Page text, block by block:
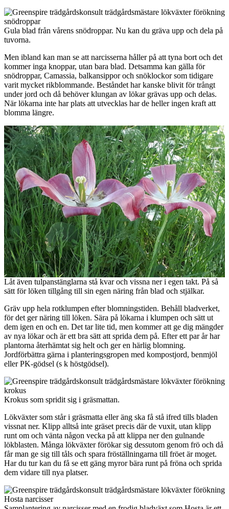
Gula blad från vårens snödroppar. Nu kan du gräva upp och dela på
tuvorna.
Men ibland kan man se att narcisserna håller på att tyna bort och det
kommer inga knoppar, utan bara blad. Detsamma kan gälla för
snödroppar, Camassia, balkansippor och snöklockor som tidigare
varit mycket rikblommande. Beståndet har kanske blivit för trångt
under jord och då behöver klungan av lökar grävas upp och delas.
När lökarna inte har plats att utvecklas har de heller ingen kraft att
blomma längre.
Låt även tulpanstänglarna stå kvar och vissna ner i egen takt. På så
sätt för löken tillgång till sin egen näring från blad och stjälkar.
Gräv upp hela rotklumpen efter blomningstiden. Behåll bladverket,
för det ger näring till löken. Sära på lökarna i klumpen och sätt ut
dem igen en och en. Det tar lite tid, men kommer att ge dig mängder
av nya lökar och är ett bra sätt att sprida dem på. Efter ett par år har
plantorna återhämtat sig helt och ger en härlig blomning.
Jordförbättra gärna i planteringsgropen med kompostjord, benmjöl
eller PK-gödsel (s k höstgödsel).
Krokus som spridit sig i gräsmattan.
Lökväxter som står i gräsmatta eller äng ska få stå ifred tills bladen
vissnat ner. Klipp alltså inte gräset precis där de vuxit, utan klipp
runt om och vänta någon vecka på att klippa ner den gulnande
lökblasten. Många lökväxter förökar sig dessutom genom frö och då
får man ge sig till tåls och spara fröställningarna till fröet är moget.
Har du tur kan du få se ett gäng myror bära runt på fröna och sprida
dem vidare till nya platser.